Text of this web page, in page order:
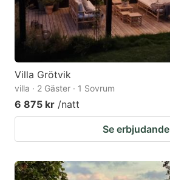
Villa Grötvik
villa · 2 Gäster · 1 Sovrum
6 875 kr /natt
Se erbjudande